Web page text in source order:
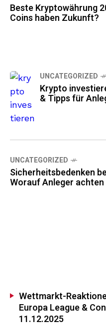
Beste Kryptowährung
Coins haben Zukunft?
UNCATEGORIZED
Krypto
& Tipps für
UNCATEGORIZED
Sicherheitsbedenken
Worauf Anleger
Wettmarkt-
Europa League &
11.12.2025